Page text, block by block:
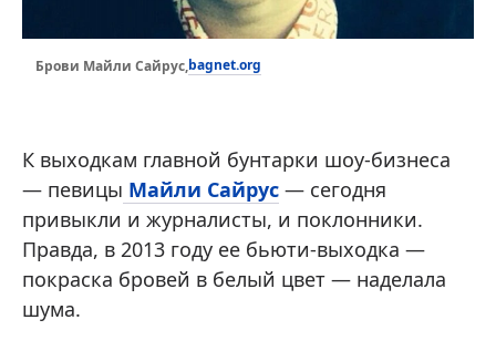
Брови Майли Сайрус,bagnet.org
К выходкам главной бунтарки шоу-бизнеса
— певицы Майли Сайрус — сегодня
привыкли и журналисты, и поклонники.
Правда, в 2013 году ее бьюти-выходка —
покраска бровей в белый цвет — наделала
шума.